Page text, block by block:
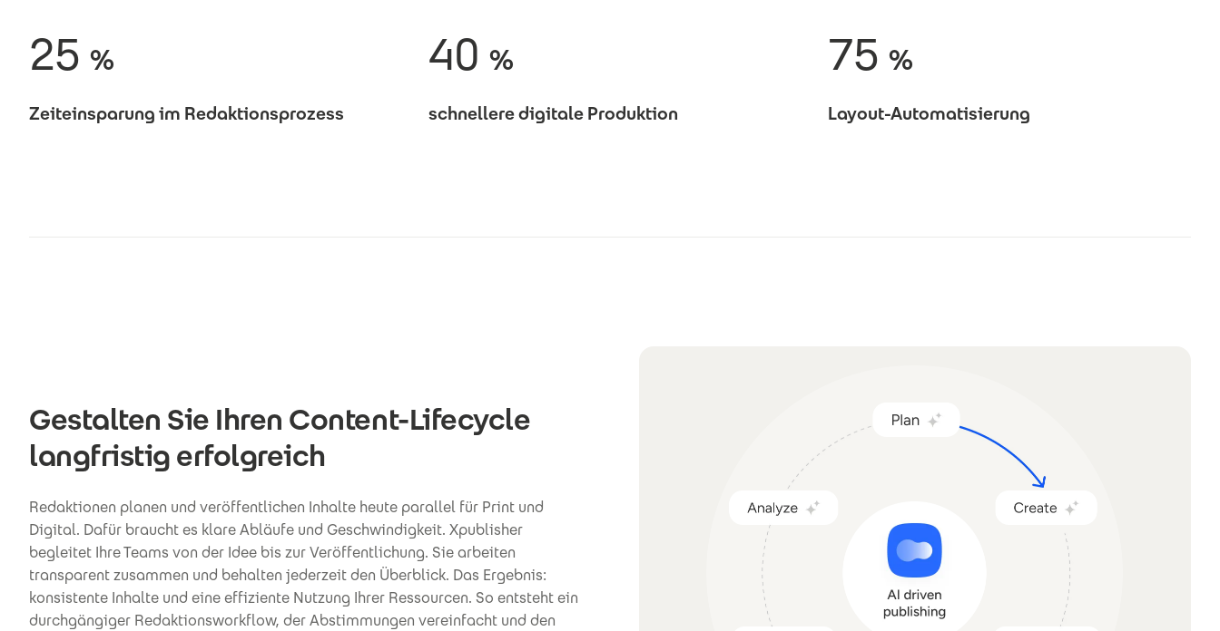
25 %
Zeiteinsparung im Redaktionsprozess
40 %
schnellere digitale Produktion
75 %
Layout-Automatisierung
Gestalten Sie Ihren Content-Lifecycle
langfristig erfolgreich
Redaktionen planen und veröffentlichen Inhalte heute parallel für Print und
Digital. Dafür braucht es klare Abläufe und Geschwindigkeit. Xpublisher
begleitet Ihre Teams von der Idee bis zur Veröffentlichung. Sie arbeiten
transparent zusammen und behalten jederzeit den Überblick. Das Ergebnis:
konsistente Inhalte und eine effiziente Nutzung Ihrer Ressourcen. So entsteht ein
durchgängiger Redaktionsworkflow, der Abstimmungen vereinfacht und den